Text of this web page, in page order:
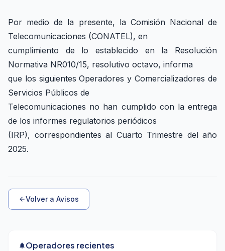
Por medio de la presente, la Comisión Nacional de
Telecomunicaciones (CONATEL), en
cumplimiento de lo establecido en la Resolución
Normativa NR010/15, resolutivo octavo, informa
que los siguientes Operadores y Comercializadores de
Servicios Públicos de
Telecomunicaciones no han cumplido con la entrega
de los informes regulatorios periódicos
(IRP), correspondientes al Cuarto Trimestre del año
2025.
arrow_backVolver a Avisos
notifications Operadores recientes